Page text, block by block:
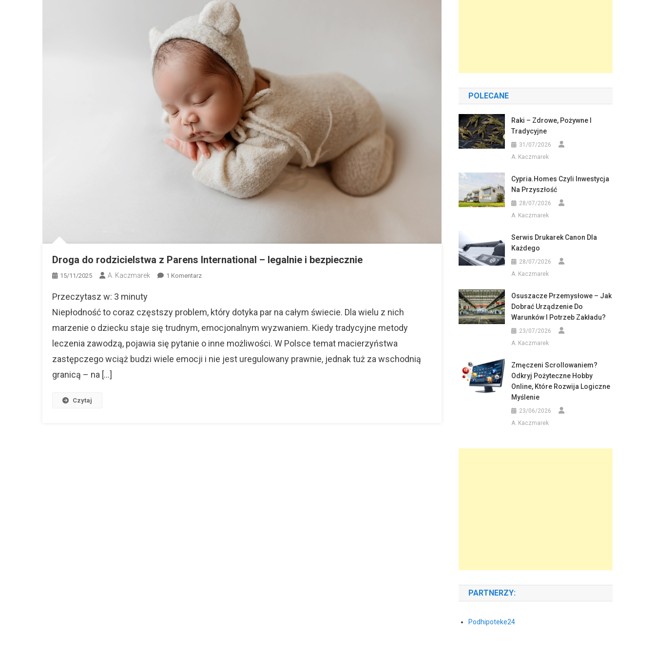
Droga do rodzicielstwa z Parens International – legalnie i bezpiecznie
15/11/2025 A. Kaczmarek 1 KomentarzDo
Rodzicielstwa
Parens
International
Legalnie
Przeczytasz w: 3 minuty
Niepłodność to coraz częstszy problem, który dotyka par na całym świecie. Dla wielu z nich
marzenie o dziecku staje się trudnym, emocjonalnym wyzwaniem. Kiedy tradycyjne metody
leczenia zawodzą, pojawia się pytanie o inne możliwości. W Polsce temat macierzyństwa
zastępczego wciąż budzi wiele emocji i nie jest uregulowany prawnie, jednak tuż za wschodnią
granicą – na […]
Czytaj
POLECANE
Raki – Zdrowe, Pożywne I
Tradycyjne
31/07/2026
A. Kaczmarek
Cypria.homes Czyli Inwestycja
Na Przyszłość
28/07/2026
A. Kaczmarek
Serwis Drukarek Canon Dla
Każdego
28/07/2026
A. Kaczmarek
Osuszacze Przemysłowe – Jak
Dobrać Urządzenie Do
Warunków I Potrzeb Zakładu?
23/07/2026
A. Kaczmarek
Zmęczeni Scrollowaniem?
Odkryj Pożyteczne Hobby
Online, Które Rozwija Logiczne
Myślenie
23/06/2026
A. Kaczmarek
PARTNERZY:
Podhipoteke24